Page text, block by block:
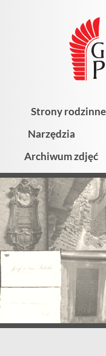
Strony rodzinne
Narzędzia
Archiwum zdjęć